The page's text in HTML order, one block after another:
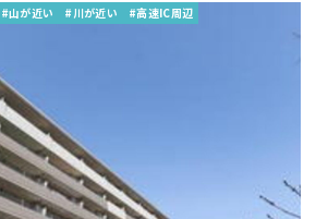
#山が近い #川が近い #高速IC周辺